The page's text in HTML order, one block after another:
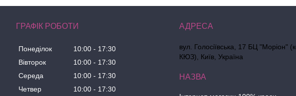
ГРАФІК РОБОТИ
Понеділок 10:00
17:30
Вівторок
10:00
17:30
Середа
10:00
17:30
Четвер
10:00 17:30
вул. Голосіївська, 17 БЦ "Моріон"
КЮЗ), Київ, Україна